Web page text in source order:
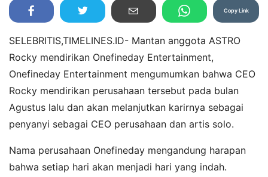
Copy Link
SELEBRITIS,TIMELINES.ID- Mantan anggota ASTRO
Rocky mendirikan Onefineday Entertainment,
Onefineday Entertainment mengumumkan bahwa CEO
Rocky mendirikan perusahaan tersebut pada bulan
Agustus lalu dan akan melanjutkan karirnya sebagai
penyanyi sebagai CEO perusahaan dan artis solo.
Nama perusahaan Onefineday mengandung harapan
bahwa setiap hari akan menjadi hari yang indah.